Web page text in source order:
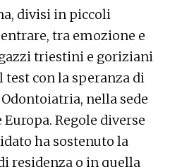
divisi in piccoli
tra emozione e
triestini e goriziani
con la speranza di
nella sede
Regole diverse
ha sostenuto la
residenza o in quella